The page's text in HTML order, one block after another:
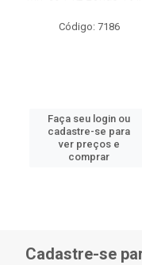
Código: 7186
Faça seu login ou
cadastre-se para
ver preços e
comprar
Cadastre-se